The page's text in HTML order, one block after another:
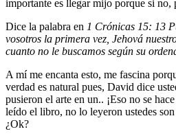
importante es llegar mijo porque si no,
Dice la palabra en 1 Crónicas 15: 13
vosotros la primera vez, Jehová
cuanto no le buscamos según su
A mí me encanta esto, me fascina
verdad es natural pues, David dice
pusieron el arte en un.. ¡Eso no se
leído el libro, no lo leyeron ustedes
¿Ok?